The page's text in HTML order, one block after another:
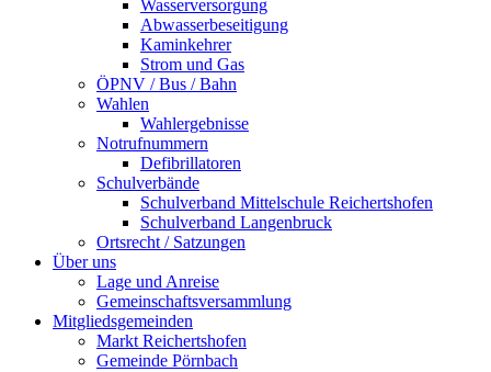
Wasserversorgung
Abwasserbeseitigung
Kaminkehrer
Strom und Gas
ÖPNV / Bus / Bahn
Wahlen
Wahlergebnisse
Notrufnummern
Defibrillatoren
Schulverbände
Schulverband Mittelschule Reichertshofen
Schulverband Langenbruck
Ortsrecht / Satzungen
Über uns
Lage und Anreise
Gemeinschaftsversammlung
Mitgliedsgemeinden
Markt Reichertshofen
Gemeinde Pörnbach